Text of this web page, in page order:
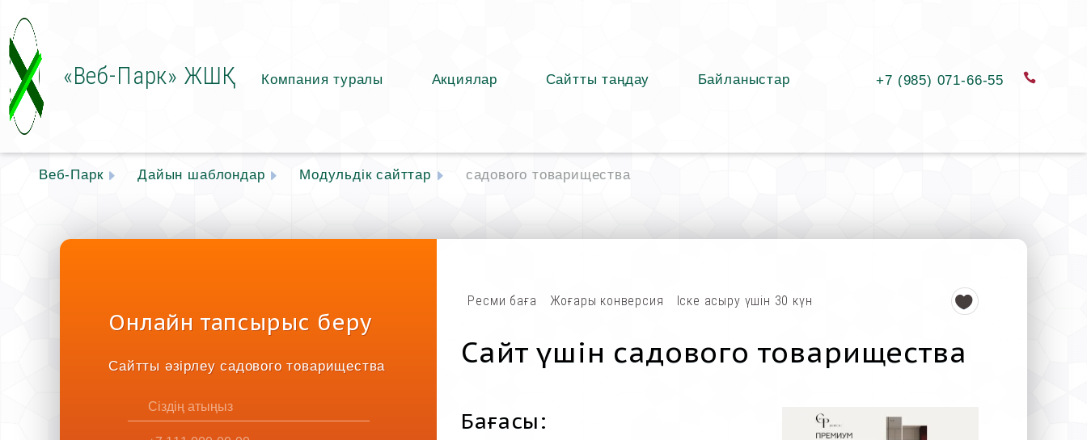
«Веб-Парк» ЖШҚ Компания туралы Акциялар Сайтты таңдау Байланыстар +7 (985) 071-66-55
Веб-Парк Дайын шаблондар Модульдік сайттар садового товарищества
Онлайн тапсырыс беру
Сайтты әзірлеу садового товарищества
Ресми баға Жоғары конверсия Іске асыру үшін 30 күн
Сайт үшін садового товарищества
Бағасы: